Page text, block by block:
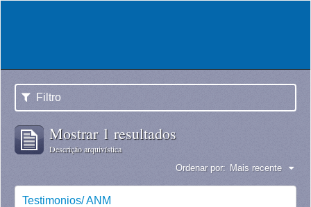
Filtro
Mostrar 1 resultados
Descrição arquivística
Ordenar por: Mais recente
Testimonios/ ANM